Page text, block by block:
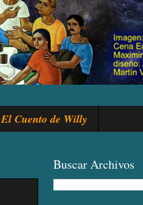
El Cuento de Willy
Buscar Archivos